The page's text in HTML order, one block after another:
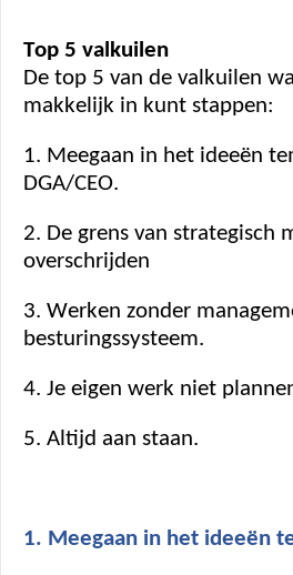
Top 5 valkuilen
De top 5 van de valkuilen
makkelijk in kunt stappen:
1. Meegaan in het ideeën
DGA/CEO.
2. De grens van strategisch
overschrijden
3. Werken zonder
besturingssysteem.
4. Je eigen werk niet
5. Altijd aan staan.
1. Meegaan in het ideeën